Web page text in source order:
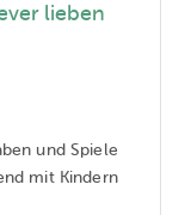
lieben
und Spiele
mit Kindern